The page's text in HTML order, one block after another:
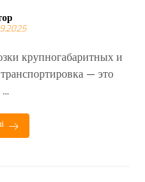
крупногабаритных и
— это